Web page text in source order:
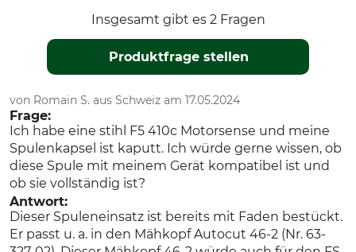
Insgesamt gibt es 2 Fragen
Produktfrage stellen
von Romain S. aus Schweiz am 17.05.2024
Frage:
Ich habe eine stihl F5 410c Motorsense und meine
Spulenkapsel ist kaputt. Ich würde gerne wissen, ob
diese Spule mit meinem Gerät kompatibel ist und
ob sie vollständig ist?
Antwort:
Dieser Spuleneinsatz ist bereits mit Faden bestückt.
Er passt u. a. in den Mähkopf Autocut 46-2 (Nr. 63-